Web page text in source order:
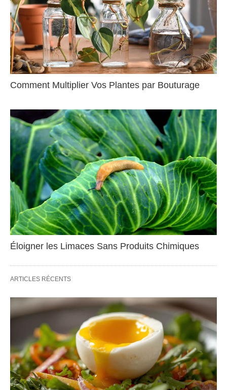
Comment Multiplier Vos Plantes par Bouturage
Éloigner les Limaces Sans Produits Chimiques
ARTICLES RÉCENTS